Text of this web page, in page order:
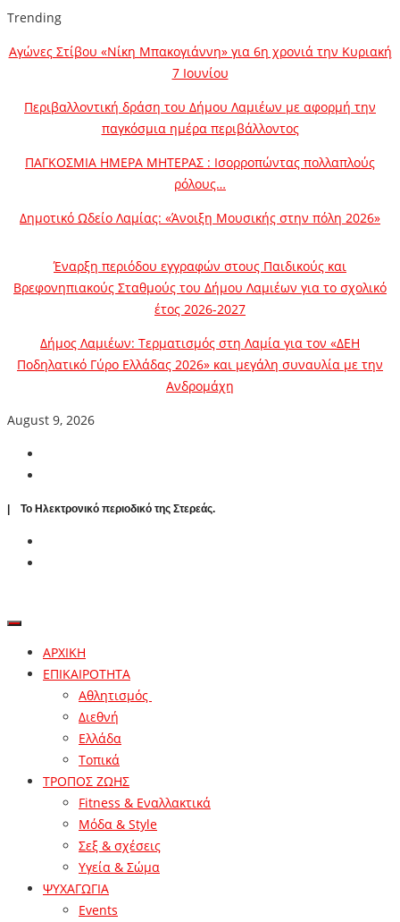
Trending
Αγώνες Στίβου «Νίκη Μπακογιάννη» για 6η χρονιά την Κυριακή
7 Ιουνίου
Περιβαλλοντική δράση του Δήμου Λαμιέων με αφορμή την
παγκόσμια ημέρα περιβάλλοντος
ΠΑΓΚΟΣΜΙΑ ΗΜΕΡΑ ΜΗΤΕΡΑΣ : Ισορροπώντας πολλαπλούς
ρόλους…
Δημοτικό Ωδείο Λαμίας: «Άνοιξη Μουσικής στην πόλη 2026»
Έναρξη περιόδου εγγραφών στους Παιδικούς και
Βρεφονηπιακούς Σταθμούς του Δήμου Λαμιέων για το σχολικό
έτος 2026-2027
Δήμος Λαμιέων: Τερματισμός στη Λαμία για τον «ΔΕΗ
Ποδηλατικό Γύρο Ελλάδας 2026» και μεγάλη συναυλία με την
Ανδρομάχη
August 9, 2026
| To Ηλεκτρονικό περιοδικό της Στερεάς.
ΑΡΧΙΚΗ
ΕΠΙΚΑΙΡΟΤΗΤΑ
Αθλητισμός
Διεθνή
Ελλάδα
Τοπικά
ΤΡΟΠΟΣ ΖΩΗΣ
Fitness & Εναλλακτικά
Μόδα & Style
Σεξ & σχέσεις
Υγεία & Σώμα
ΨΥΧΑΓΩΓΙΑ
Events